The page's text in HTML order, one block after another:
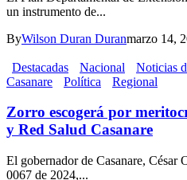
un instrumento de...
ByWilson Duran Duranmarzo 14,
Destacadas Nacional
Noticias
Casanare
Política Regional
Zorro escogerá por
y Red Salud Casanare
El gobernador de Casanare,
0067 de 2024,...